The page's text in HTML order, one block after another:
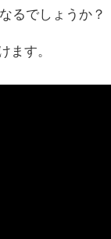
るでしょうか？
ます。